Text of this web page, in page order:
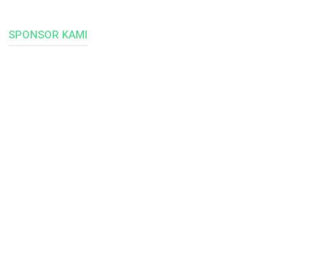
SPONSOR KAMI